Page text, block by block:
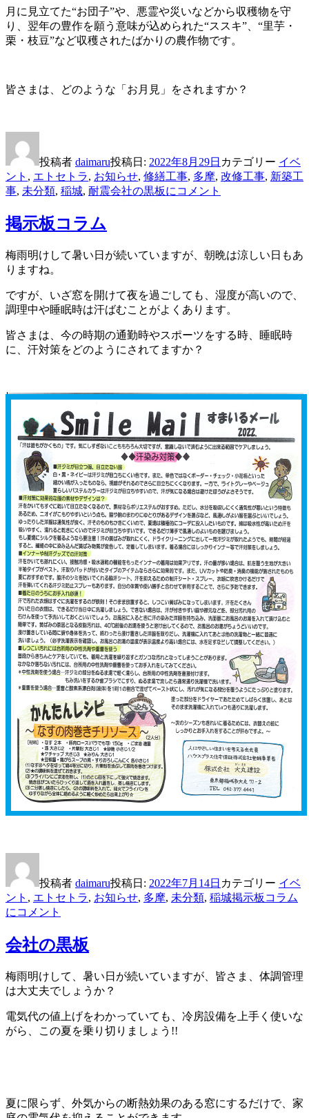
月に見立てた“お団子”や、悪霊や災いなどから収穫物を守
り、翌年の豊作を願う意味が込められた“ススキ”、“里芋・
栗・枝豆”など収穫されたばかりの農作物です。
皆さまは、どのような「お月見」をされますか？
投稿者 daimaru投稿日: 2022年8月29日 カテゴリー イベ
ント , エトセトラ, お知らせ, 修繕工事, 多摩, 改修工事, 新築工
事, 未分類, 稲城, 耐震会社の黒板に コメント
掲示板コラム
梅雨明けして暑い日が続いていますが、朝晩は涼しい日もあ
りますね。
ですが、いざ窓を開けて夜を過ごしても、湿度が高いので、
調理中や睡眠時は汗ばむことがよくあります。
皆さまは、今の時期の通勤時やスポーツをする時、睡眠時
に、汗対策をどのようにされてますか？
投稿者 daimaru投稿日: 2022年7月14日 カテゴリー イベ
ント , エトセトラ, お知らせ, 多摩, 未分類, 稲城掲示板コラム
に コメント
会社の黒板
梅雨明けして、暑い日が続いていますが、皆さま、体調管理
は大丈夫でしょうか？
電気代の値上げをわかっていても、冷房設備を上手く使いな
がら、この夏を乗り切りましょう!!
夏に限らず、外気からの断熱効果のある窓にするだけで、家